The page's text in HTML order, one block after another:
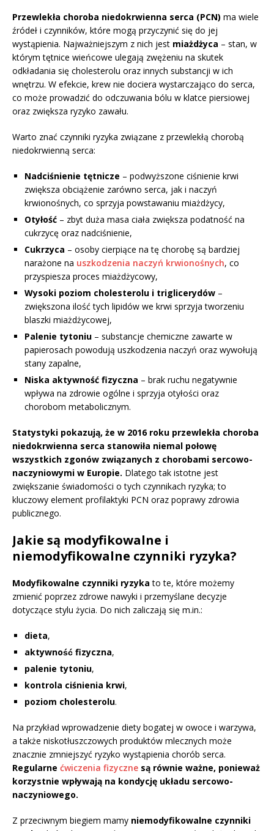
Przewlekła choroba niedokrwienna serca (PCN) ma wiele
źródeł i czynników, które mogą przyczynić się do jej
wystąpienia. Najważniejszym z nich jest miażdżyca – stan, w
którym tętnice wieńcowe ulegają zwężeniu na skutek
odkładania się cholesterolu oraz innych substancji w ich
wnętrzu. W efekcie, krew nie dociera wystarczająco do serca,
co może prowadzić do odczuwania bólu w klatce piersiowej
oraz zwiększa ryzyko zawału.
Warto znać czynniki ryzyka związane z przewlekłą chorobą
niedokrwienną serca:
Nadciśnienie tętnicze – podwyższone ciśnienie krwi
zwiększa obciążenie zarówno serca, jak i naczyń
krwionośnych, co sprzyja powstawaniu miażdżycy,
Otyłość – zbyt duża masa ciała zwiększa podatność na
cukrzycę oraz nadciśnienie,
Cukrzyca – osoby cierpiące na tę chorobę są bardziej
narażone na uszkodzenia naczyń krwionośnych, co
przyspiesza proces miażdżycowy,
Wysoki poziom cholesterolu i triglicerydów –
zwiększona ilość tych lipidów we krwi sprzyja tworzeniu
blaszki miażdżycowej,
Palenie tytoniu – substancje chemiczne zawarte w
papierosach powodują uszkodzenia naczyń oraz wywołują
stany zapalne,
Niska aktywność fizyczna – brak ruchu negatywnie
wpływa na zdrowie ogólne i sprzyja otyłości oraz
chorobom metabolicznym.
Statystyki pokazują, że w 2016 roku przewlekła choroba
niedokrwienna serca stanowiła niemal połowę
wszystkich zgonów związanych z chorobami sercowo-
naczyniowymi w Europie. Dlatego tak istotne jest
zwiększanie świadomości o tych czynnikach ryzyka; to
kluczowy element profilaktyki PCN oraz poprawy zdrowia
publicznego.
Jakie są modyfikowalne i
niemodyfikowalne czynniki ryzyka?
Modyfikowalne czynniki ryzyka to te, które możemy
zmienić poprzez zdrowe nawyki i przemyślane decyzje
dotyczące stylu życia. Do nich zaliczają się m.in.:
dieta,
aktywność fizyczna,
palenie tytoniu,
kontrola ciśnienia krwi,
poziom cholesterolu.
Na przykład wprowadzenie diety bogatej w owoce i warzywa,
a także niskotłuszczowych produktów mlecznych może
znacznie zmniejszyć ryzyko wystąpienia chorób serca.
Regularne ćwiczenia fizyczne są równie ważne, ponieważ
korzystnie wpływają na kondycję układu sercowo-
naczyniowego.
Z przeciwnym biegiem mamy niemodyfikowalne czynniki